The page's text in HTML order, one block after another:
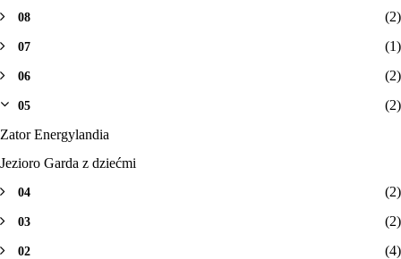
08 (2)
07 (1)
06 (2)
05
(2)
Zator Energylandia
Jezioro Garda z dziećmi
04 (2)
03 (2)
02 (4)